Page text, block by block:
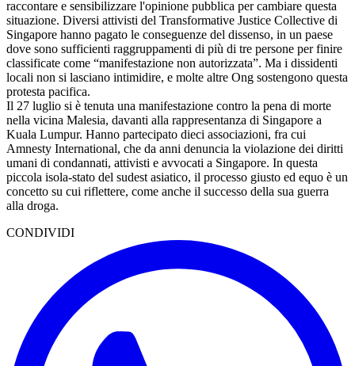
raccontare e sensibilizzare l'opinione pubblica per cambiare questa
situazione. Diversi attivisti del Transformative Justice Collective di
Singapore hanno pagato le conseguenze del dissenso, in un paese
dove sono sufficienti raggruppamenti di più di tre persone per finire
classificate come “manifestazione non autorizzata”. Ma i dissidenti
locali non si lasciano intimidire, e molte altre Ong sostengono questa
protesta pacifica.
Il 27 luglio si è tenuta una manifestazione contro la pena di morte
nella vicina Malesia, davanti alla rappresentanza di Singapore a
Kuala Lumpur. Hanno partecipato dieci associazioni, fra cui
Amnesty International, che da anni denuncia la violazione dei diritti
umani di condannati, attivisti e avvocati a Singapore. In questa
piccola isola-stato del sudest asiatico, il processo giusto ed equo è un
concetto su cui riflettere, come anche il successo della sua guerra
alla droga.
CONDIVIDI